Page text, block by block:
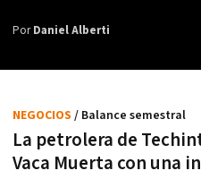
PorDaniel Alberti
La petrolera de
Vaca Muerta con una
NEGOCIOS / Balance semestral